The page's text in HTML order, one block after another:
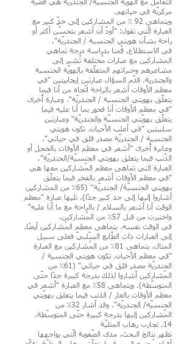
التعامل مع الهوية الجنسيّة/ الجندريّة هي قضيّة
مركزيّة في حياتهم.
ويتماهى 92 ٪ من المشاركين إلى حدٍّ كبير مع
العبارة الّتي تقول: "أودّ أن أشعر بتحسّن أكثر أو
راحة بشأن هويتي الجنسية / الجندريّة".
في الاستطلاع، قُمنا بدراسة درجة تماهي
المشاركين مع عبارات مُختلفة تُشير إلى
مشاعرهم وخبراتهم المتعلّقة بالهويّة الجنسية
والجندرية. قدّم السؤال عبارتين إيجابيتين "في
معظم الأوقات أشعر بالراحة اتّجاه من أنا فيما
يتعلّق بهويتي الجنسية / الجندريّة"، وعبارة أُخرى
"في معظم الأوقات أنا فخور بما أنا عليه فيما
يتعلّق بهويّتي الجنسيّة والجندريّة" وعبارتين
سلبيتين "في أغلب الأحيان، تكون هويتي
الجنسية / الجندريّة مصدر قلق في حياتي"،
وعابرة أُخرى "أشعر في معظم الأوقات بالخجل أو
الذّنب فيما يتعلق بهويتي الجنسيّة/الجندريّة".
العبارة التي تماهى معظم المُشاركين معها هي
"في معظم الأوقات أشعر بالفخر فيما يتعلّق
بهويتي الجنسيّة/ الجندريّة'' (65٪ من المشاركين
أشاروا إليها إلى حد كبير جدًا)، تليها عبارة "معظم
الوقت أنا أشعر بالسلام / بالراحة مع ما أنا عليه"
واختيرت من قبل 57٪ من المُشاركين.
في الوقت نفسه، يتماهى معظم المُشاركين أيضًا،
إلى العبارات ذات الطّابع السّلبيّ فعلى سبيل
المثال، يتماهى 81٪ من المُشاركين مع العبارة
"في معظم الأحيان، تكون هويتي الجنسية /
الجندريّة مصدر قلق في حياتي" (61٪ من
المُشاركين أشاروا لذلك بدرجة كبيرة جدًا حتّى
المتوسّطة). ويتماهى 58٪ مع العبارة "أشعر في
معظم الأوقات بالعار / الذنب فيما يتعلق بهويّتي
الجنسيّة/ الجندريّة"، وقد أشار 32٪ من
المُشاركين إليها بدرجة كبيرة حتّى المتوسّطة.
14. تجارب رهاب المثليّة
تظهر نتائج البحث، مدى الصّعوبة الّتي يواجهها